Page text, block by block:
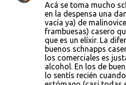
Acá se toma mucho
en la despensa una
vacía ya) de
frambuesas) casero
que es un elíxir. La
buenos schnapps
los comerciales es
alcohol. En los de
lo sentís recién